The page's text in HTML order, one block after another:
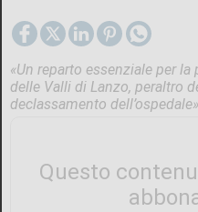
«Un reparto essenziale per
delle Valli di Lanzo, peraltro
declassamento dell’ospedale»
Questo